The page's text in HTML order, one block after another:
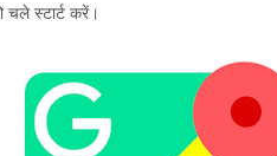
स्टार्ट करें।